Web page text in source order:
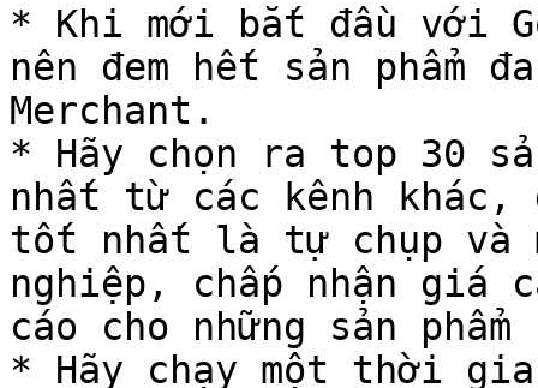
* Khi mới bắt đầu với
nên đem hết sản phẩm
Merchant.
* Hãy chọn ra top 30
nhất từ các kênh
tốt nhất là tự chụp và
nghiệp, chấp nhận giá
cáo cho những sản
* Hãy chạy một thời